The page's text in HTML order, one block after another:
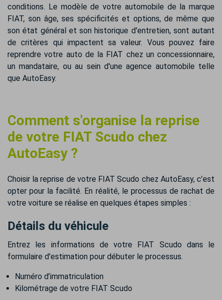
conditions. Le modèle de votre automobile de la marque
FIAT, son âge, ses spécificités et options, de même que
son état général et son historique d'entretien, sont autant
de critères qui impactent sa valeur. Vous pouvez faire
reprendre votre auto de la FIAT chez un concessionnaire,
un mandataire, ou au sein d'une agence automobile telle
que AutoEasy.
Comment s'organise la reprise
de votre FIAT Scudo chez
AutoEasy ?
Choisir la reprise de votre FIAT Scudo chez AutoEasy, c’est
opter pour la facilité. En réalité, le processus de rachat de
votre voiture se réalise en quelques étapes simples :
Détails du véhicule
Entrez les informations de votre FIAT Scudo dans le
formulaire d'estimation pour débuter le processus.
Numéro d’immatriculation
Kilométrage de votre FIAT Scudo